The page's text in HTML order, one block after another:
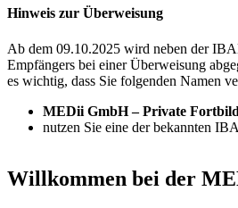
Hinweis zur Überweisung
Ab dem 09.10.2025 wird neben der
Empfängers bei einer Überweisung
es wichtig, dass Sie folgenden Namen
MEDii GmbH – Private
nutzen Sie eine der bekannten
Willkommen bei der